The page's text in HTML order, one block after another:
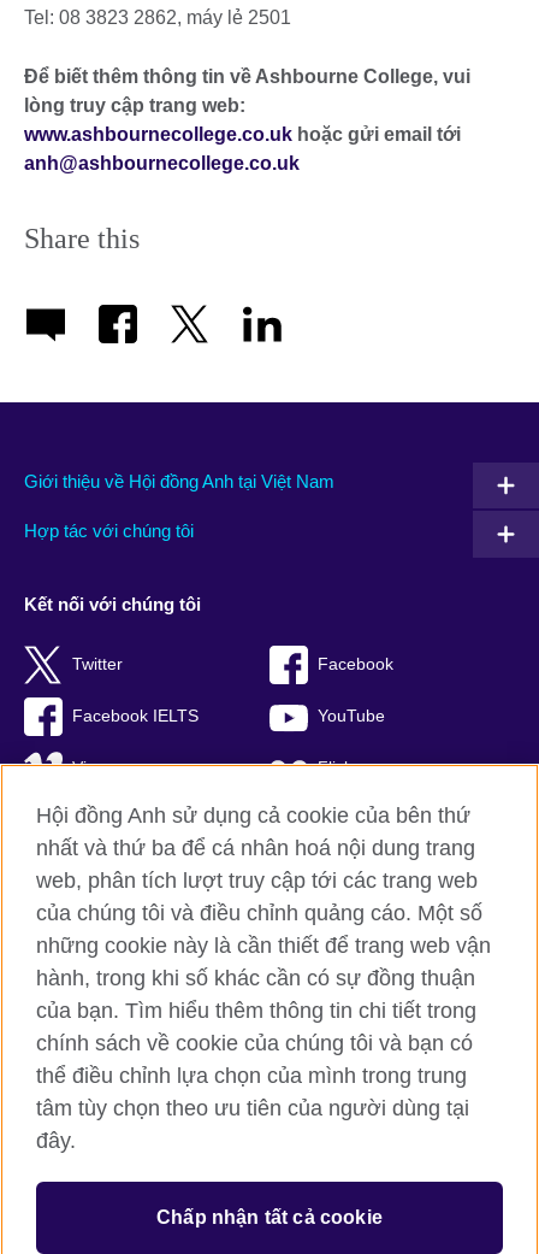
Tel: 08 3823 2862, máy lẻ 2501
Để biết thêm thông tin về Ashbourne College, vui
lòng truy cập trang web:
www.ashbournecollege.co.uk hoặc gửi email tới
anh@ashbournecollege.co.uk
Share this
Giới thiệu về Hội đồng Anh tại Việt Nam
Hợp tác với chúng tôi
Kết nối với chúng tôi
Twitter Facebook
Facebook IELTS YouTube
Vimeo Flickr
RSS TikTok
Hội đồng Anh toàn cầu
Bảo mật thông tin và quy định sử dụng
Cookie
Sơ đồ trang
© 2026 British Council
British Council (Viet Nam) LLC (
(0)24 37281920; email: bchanoi@britishcouncil.org.vn) is a
subsidiary of the British Council which is the United Kingdom’s
Hội đồng Anh sử dụng cả cookie của bên thứ
nhất và thứ ba để cá nhân hoá nội dung trang
web, phân tích lượt truy cập tới các trang web
của chúng tôi và điều chỉnh quảng cáo. Một số
những cookie này là cần thiết để trang web vận
hành, trong khi số khác cần có sự đồng thuận
của bạn. Tìm hiểu thêm thông tin chi tiết trong
chính sách về cookie của chúng tôi và bạn có
thể điều chỉnh lựa chọn của mình trong trung
tâm tùy chọn theo ưu tiên của người dùng tại
đây.
Chấp nhận tất cả cookie